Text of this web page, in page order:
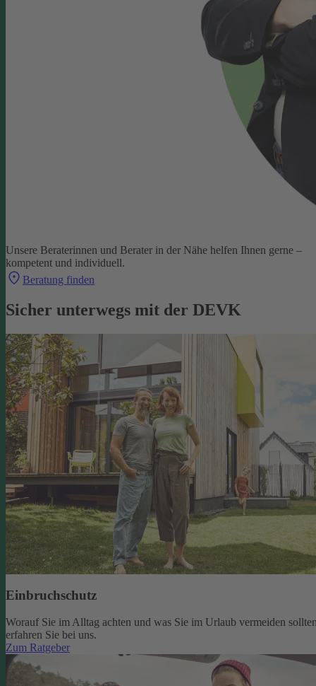
Unsere Beraterinnen und Berater in der Nähe helfen Ihnen gerne –
kompetent und individuell.
Beratung finden
Sicher unterwegs mit der DEVK
Einbruchschutz
Worauf Sie im Alltag achten und was Sie im Urlaub vermeiden
erfahren Sie bei uns.
Zum Ratgeber